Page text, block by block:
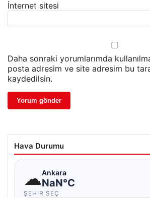
İnternet sitesi
Daha sonraki yorumlarımda
posta adresim ve site adresim bu
kaydedilsin.
Hava Durumu
☁Ankara
NaN°C
ŞEHIR SEÇ